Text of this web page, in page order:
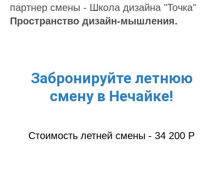
партнер смены - Школа дизайна "Точка"
Пространство дизайн-мышления.
Забронируйте летнюю
смену в Нечайке!
Стоимость летней смены - 34 200 Р